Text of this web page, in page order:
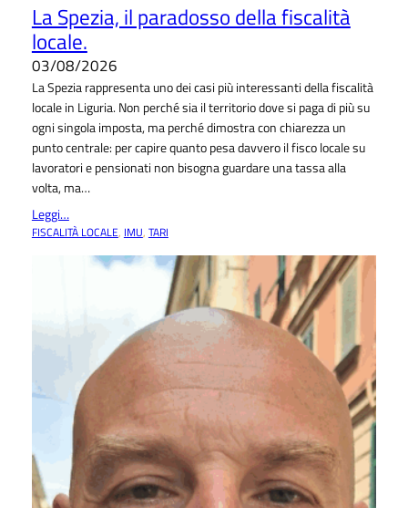
La Spezia, il paradosso della fiscalità
locale.
03/08/2026
La Spezia rappresenta uno dei casi più interessanti della fiscalità
locale in Liguria. Non perché sia il territorio dove si paga di più su
ogni singola imposta, ma perché dimostra con chiarezza un
punto centrale: per capire quanto pesa davvero il fisco locale su
lavoratori e pensionati non bisogna guardare una tassa alla
volta, ma…
Leggi…
FISCALITÀ LOCALE, IMU, TARI